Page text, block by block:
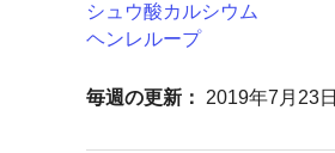
シュウ酸カルシウム
ヘンレループ
毎週の更新： 2019年7月23日